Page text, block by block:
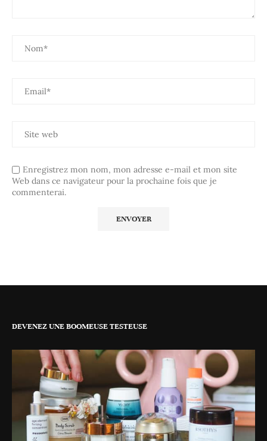
Enregistrez mon nom, mon adresse e-mail et mon site
Web dans ce navigateur pour la prochaine fois que je
commenterai.
DEVENEZ UNE BOOMEUSE TESTEUSE